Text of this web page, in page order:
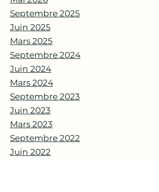
Septembre 2025
Juin 2025
Mars 2025
Septembre 2024
Juin 2024
Mars 2024
Septembre 2023
Juin 2023
Mars 2023
Septembre 2022
Juin 2022